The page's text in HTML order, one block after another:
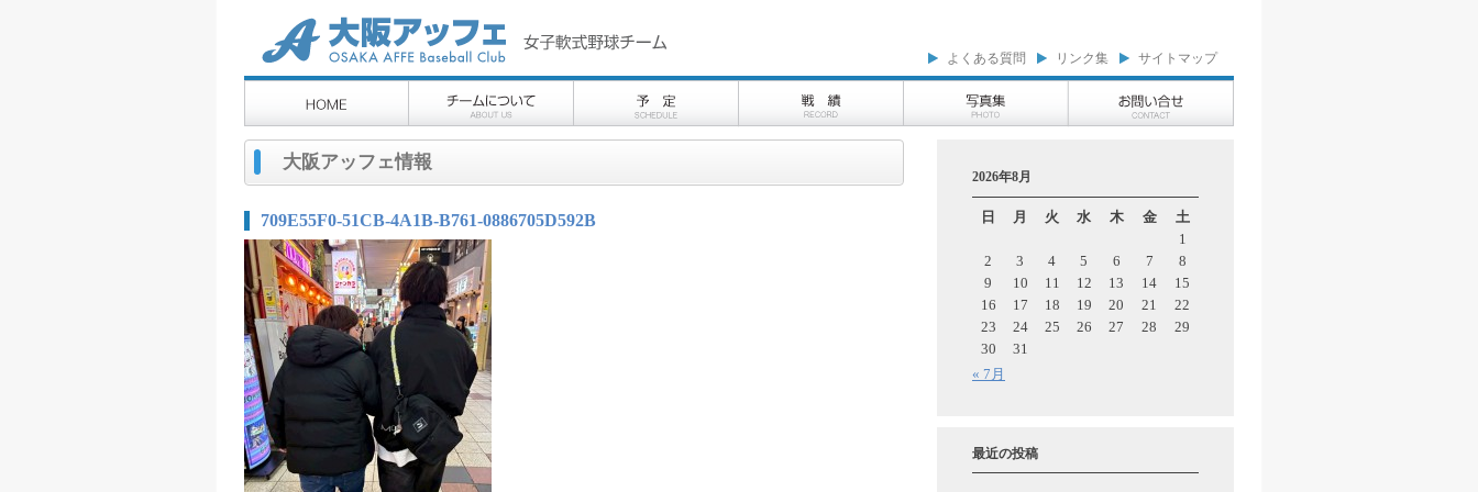
よくある質問 リンク集 サイトマップ
大阪アッフェ情報
709E55F0-51CB-4A1B-B761-0886705D592B
2026年8月
日 月 火 水 木 金 土
« 7月
1
2
3 4 5 6 7
8
9
10 11 12 13 14
15
16
17 18 19 20 21
22
23
24 25 26 27 28
29
30
31
最近の投稿